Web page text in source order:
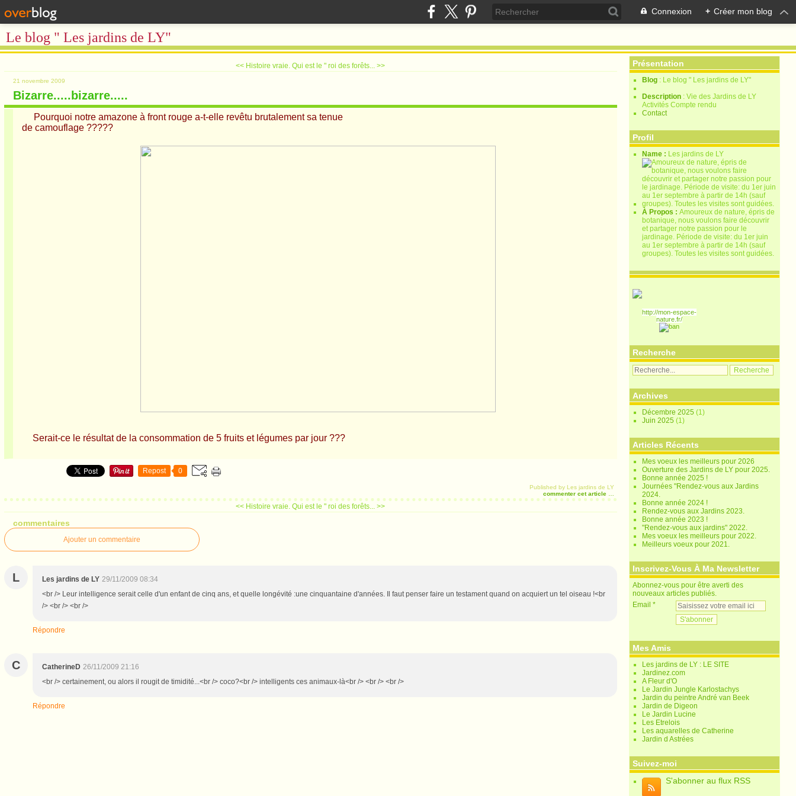
Connexion + Créer mon blog
Le blog " Les jardins de LY"
<< Histoire vraie. Qui est le " roi des forêts... >>
21 novembre 2009
Bizarre.....bizarre.....
Pourquoi notre amazone à front rouge a-t-elle revêtu brutalement sa tenue
de camouflage ?????
Serait-ce le résultat de la consommation de 5 fruits et légumes par jour ???
Repost 0
Published by Les jardins de LY
commenter cet article
<< Histoire vraie. Qui est le " roi des forêts... >>
commentaires
Ajouter un commentaire
L Les jardins de LY 29/11/2009 08:34
<br /> Leur intelligence serait celle d'un enfant de cinq ans, et quelle longévité :une cinquantaine d'années. Il faut penser faire un testament quand on acquiert un tel oiseau !<br
/> <br /> <br />
Répondre
C CatherineD 26/11/2009 21:16
<br /> certainement, ou alors il rougit de timidité...<br /> coco?<br /> intelligents ces animaux-là<br /> <br /> <br />
Répondre
Présentation
Blog : Le blog " Les jardins de LY"
Description : Vie des Jardins de LY
Activités Compte rendu
Contact
Profil
Name : Les jardins de LY
À Propos :Amoureux de nature, épris de
botanique, nous voulons faire découvrir
et partager notre passion pour le
jardinage. Période de visite: du 1er juin
au 1er septembre à partir de 14h (sauf
groupes). Toutes les visites sont guidées.
http://mon-espace-
nature.fr/
Recherche
Archives
Décembre 2025(1)
Juin 2025(1)
Articles Récents
Mes voeux les meilleurs pour 2026
Ouverture des Jardins de LY pour 2025.
Bonne année 2025 !
Journées "Rendez-vous aux Jardins
2024.
Bonne année 2024 !
Rendez-vous aux Jardins 2023.
Bonne année 2023 !
"Rendez-vous aux jardins" 2022.
Mes voeux les meilleurs pour 2022.
Meilleurs voeux pour 2021.
Inscrivez-Vous À Ma Newsletter
Abonnez-vous pour être averti des
nouveaux articles publiés.
Email
Mes Amis
Les jardins de LY : LE SITE
Jardinez.com
A Fleur d'O
Le Jardin Jungle Karlostachys
Jardin du peintre André van Beek
Jardin de Digeon
Le Jardin Lucine
Les Etrelois
Les aquarelles de Catherine
Jardin d Astrées
Suivez-moi
S'abonner au flux RSS